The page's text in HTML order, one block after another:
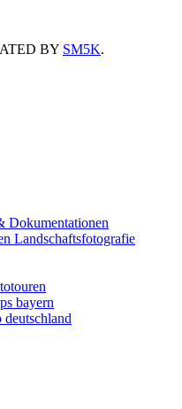
BY SM5K.
Dokumentationen
Landschaftsfotografie
bayern